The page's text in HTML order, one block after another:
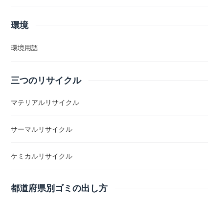
環境
環境用語
三つのリサイクル
マテリアルリサイクル
サーマルリサイクル
ケミカルリサイクル
都道府県別ゴミの出し方